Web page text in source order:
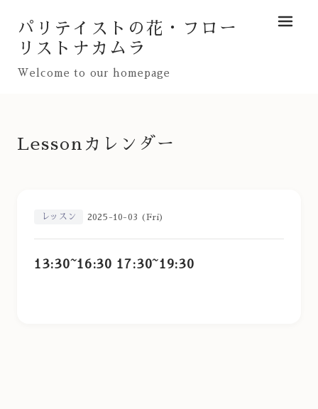
パリテイストの花・フロー
リストナカムラ
Welcome to our homepage
メニュ
Lessonカレンダー
レッスン 2025-10-03 (Fri)
13:30~16:30 17:30~19:30